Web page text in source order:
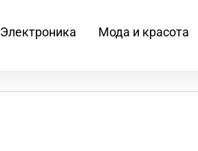
Электроника Мода и красота